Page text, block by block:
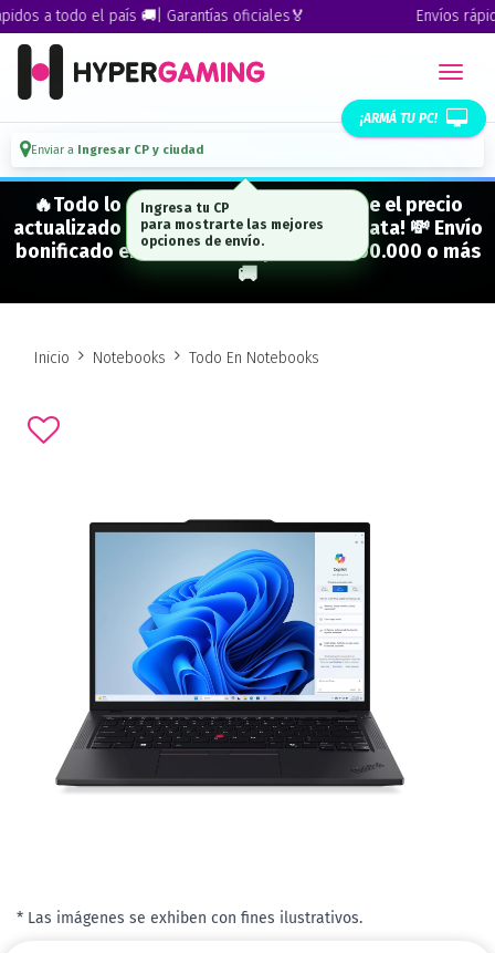
a todo el país 🚚| Garantías oficiales🏅 Envíos
¡ARMÁ TU PC!
Enviar a Ingresar CP y ciudad
🔥Todo lo que figura "EN STOCK" tiene el precio
actualizado y está para entrega inmediata! 💸 Envío
bonificado en CABA en compras de $500.000 o más
🚚
Inicio Notebooks Todo En Notebooks
* Las imágenes se exhiben con fines ilustrativos.
Ingresa tu CP
para mostrarte las mejores
opciones de envío.